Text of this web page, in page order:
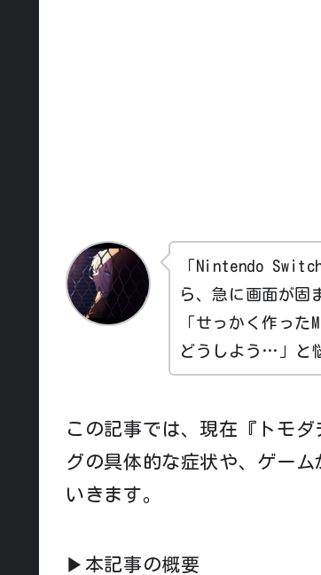
「Nintendo
ら、急に画面が固
「せっかく作っ
どうしよう…」と
この記事では、現在『トモ
グの具体的な症状や、ゲー
いきます。
▶本記事の概要